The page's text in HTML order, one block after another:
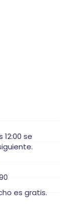
se
es gratis.